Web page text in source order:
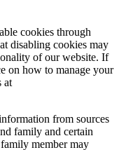
cookies through
disabling cookies may
of our website. If
on how to manage your
at
from sources
family and certain
member may